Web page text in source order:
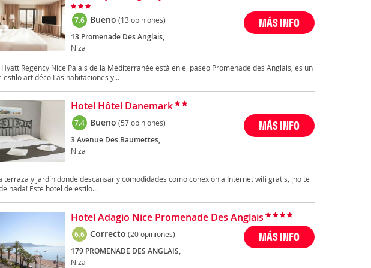
7.6 Bueno (13 opiniones)
13 Promenade Des Anglais,
Niza
MÁS INFO
Hyatt Regency Nice Palais de la Méditerranée está en el paseo Promenade des Anglais, es un
estilo art déco Las habitaciones y...
Hotel Hôtel Danemark
7.4 Bueno (57 opiniones)
3 Avenue Des Baumettes,
Niza
MÁS INFO
terraza y jardín donde descansar y comodidades como conexión a Internet wifi gratis, ¡no te
nada! Este hotel de estilo...
Hotel Adagio Nice Promenade Des Anglais
6.6 Correcto (20 opiniones)
179 PROMENADE DES ANGLAIS,
Niza
MÁS INFO